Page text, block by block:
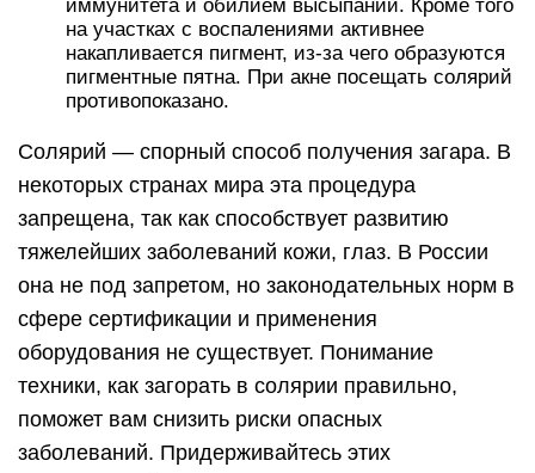
иммунитета и обилием высыпаний. Кроме того
на участках с воспалениями активнее
накапливается пигмент, из-за чего образуются
пигментные пятна. При акне посещать солярий
противопоказано.
Солярий — спорный способ получения загара. В
некоторых странах мира эта процедура
запрещена, так как способствует развитию
тяжелейших заболеваний кожи, глаз. В России
она не под запретом, но законодательных норм в
сфере сертификации и применения
оборудования не существует. Понимание
техники, как загорать в солярии правильно,
поможет вам снизить риски опасных
заболеваний. Придерживайтесь этих